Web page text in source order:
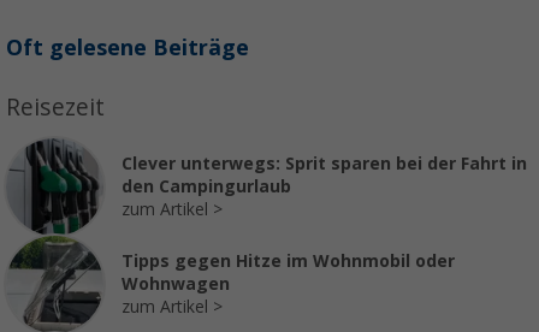
Oft gelesene Beiträge
Reisezeit
Clever unterwegs: Sprit sparen bei der Fahrt in
den Campingurlaub
zum Artikel
Tipps gegen Hitze im Wohnmobil oder
Wohnwagen
zum Artikel